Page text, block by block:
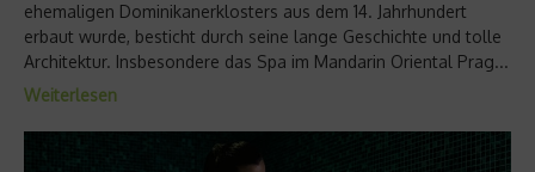
ehemaligen Dominikanerklosters aus dem 14. Jahrhundert
erbaut wurde, besticht durch seine lange Geschichte und tolle
Architektur. Insbesondere das Spa im Mandarin Oriental Prag...
Weiterlesen